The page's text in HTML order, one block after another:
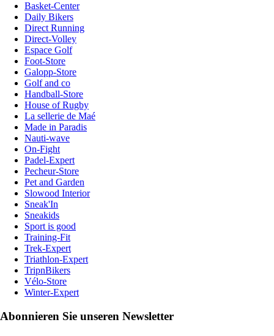
Basket-Center
Daily Bikers
Direct Running
Direct-Volley
Espace Golf
Foot-Store
Galopp-Store
Golf and co
Handball-Store
House of Rugby
La sellerie de Maé
Made in Paradis
Nauti-wave
On-Fight
Padel-Expert
Pecheur-Store
Pet and Garden
Slowood Interior
Sneak'In
Sneakids
Sport is good
Training-Fit
Trek-Expert
Triathlon-Expert
TripnBikers
Vélo-Store
Winter-Expert
Abonnieren Sie unseren Newsletter